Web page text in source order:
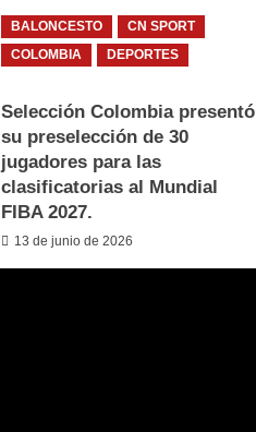
BALONCESTO
CN SPORT
COLOMBIA
DEPORTES
Selección Colombia presentó
su preselección de 30
jugadores para las
clasificatorias al Mundial
FIBA 2027.
13 de junio de 2026